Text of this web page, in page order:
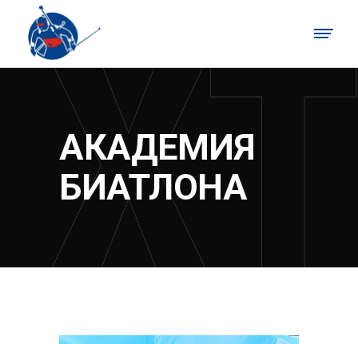
АКАДЕМИЯ
БИАТЛОНА